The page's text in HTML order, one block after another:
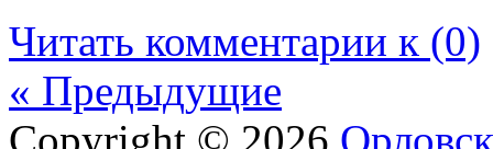
Читать комментарии к (0)
« Предыдущие